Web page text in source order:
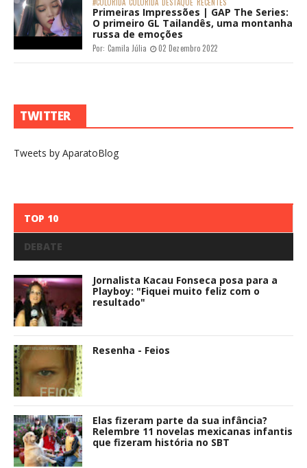
Primeiras Impressões | GAP The Series:
O primeiro GL Tailandês, uma montanha
russa de emoções
Por: Camila Júlia 02 Dezembro 2022
TWITTER
Tweets by AparatoBlog
TOP 10
DEBATE
Jornalista Kacau Fonseca posa para a
Playboy: "Fiquei muito feliz com o
resultado"
Resenha - Feios
Elas fizeram parte da sua infância?
Relembre 11 novelas mexicanas infantis
que fizeram história no SBT